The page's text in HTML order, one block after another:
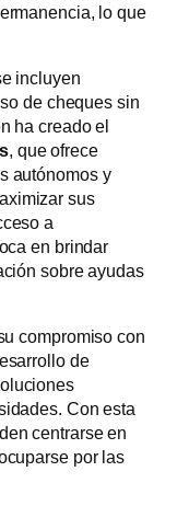
lo que
incluyen
de cheques sin
ha creado el
, que ofrece
autónomos y
sus
a
en brindar
sobre ayudas
compromiso con
de
Con esta
centrarse en
por las